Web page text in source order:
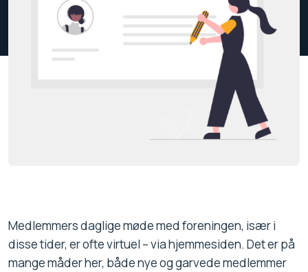
Medlemmers daglige møde med foreningen, især i
disse tider, er ofte virtuel – via hjemmesiden. Det er på
mange måder her, både nye og garvede medlemmer